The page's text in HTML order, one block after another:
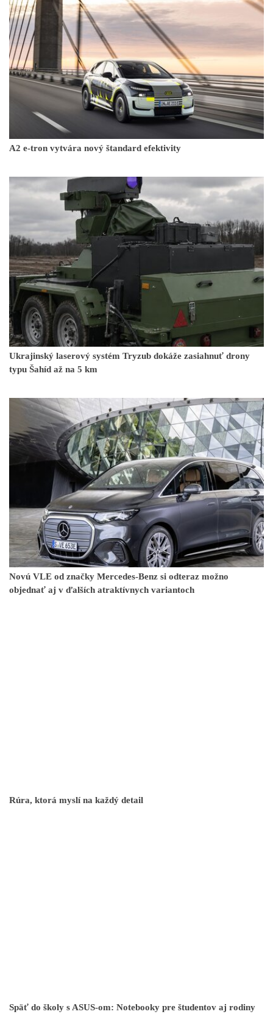
A2 e-tron vytvára nový štandard efektivity
Ukrajinský laserový systém Tryzub dokáže zasiahnuť drony
typu Šahíd až na 5 km
Novú VLE od značky Mercedes-Benz si odteraz možno
objednať aj v ďalších atraktívnych variantoch
Rúra, ktorá myslí na každý detail
Späť do školy s ASUS-om: Notebooky pre študentov aj rodiny